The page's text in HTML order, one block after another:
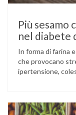
Più sesamo
nel diabete
In forma di farina
che provocano
ipertensione,
utilizzati per la